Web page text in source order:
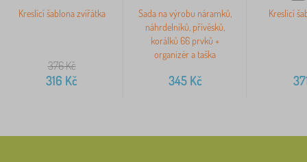
Kreslící šablona zvířátka
376Kč
316 Kč
Sada na výrobu náramků,
náhrdelníků, přívěsků,
korálků 66 prvků +
organizér a taška
345Kč
Kreslící